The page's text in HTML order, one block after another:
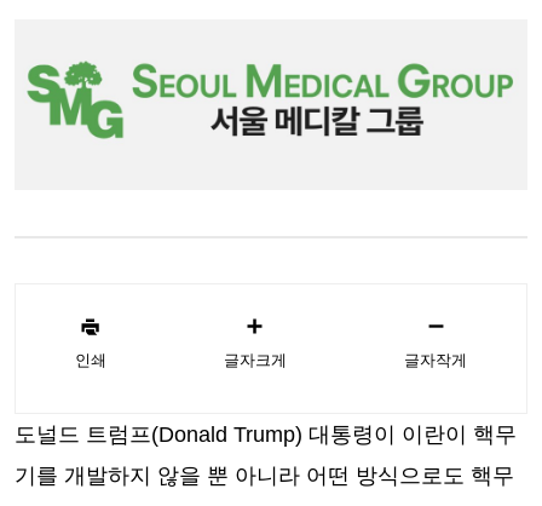
인쇄 글자크게 글자작게
도널드 트럼프(Donald Trump) 대통령이 이란이 핵무
기를 개발하지 않을 뿐 아니라 어떤 방식으로도 핵무